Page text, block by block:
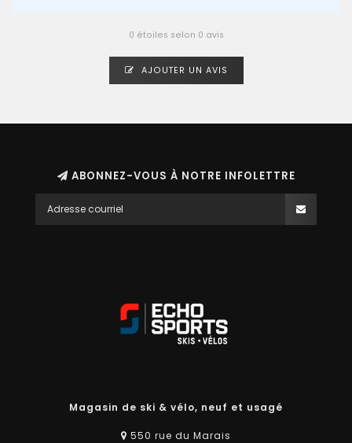
0 étoiles selon 0 avis
AJOUTER UN AVIS
ABONNEZ-VOUS À NOTRE INFOLETTRE
Magasin de ski & vélo, neuf et usagé
550 rue du Marais